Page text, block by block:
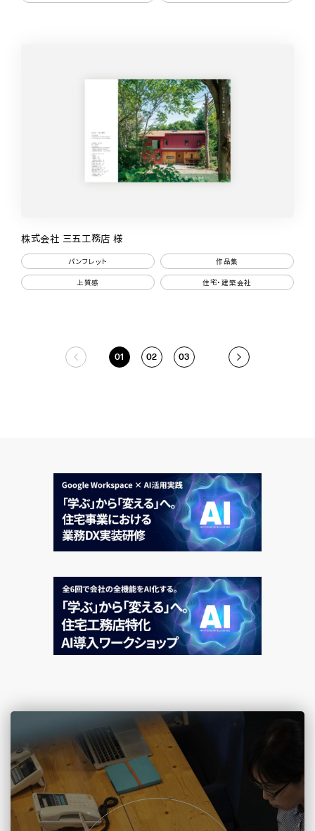
株式会社 三五工務店 様
パンフレット 作品集
上質感 住宅・建築会社
01 02 03